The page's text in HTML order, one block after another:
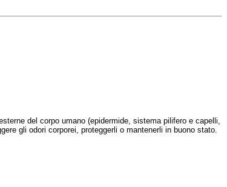
del corpo umano (epidermide, sistema pilifero e capelli,
gli odori corporei, proteggerli o mantenerli in buono stato.